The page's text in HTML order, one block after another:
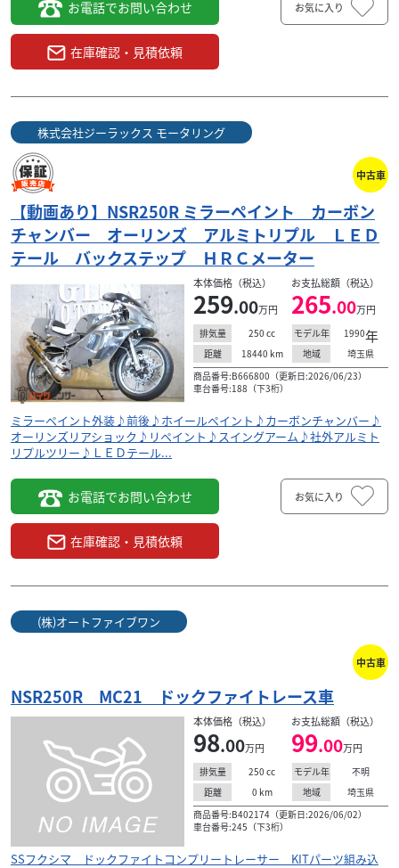
お電話でお問い合わせ
在庫確認・見積依頼
お気に入り
株式会社ジーラックス モータリング
中古車
【動画あり】NSR250R ミラーペイント カーボン
チャンバー オーリンズ アルミトリプル ＬＥＤ
テール バックステップ ＨＲＣメーター
本体価格（税込）
259.00万円
お支払総額（税込）
265.00万円
排気量 250 cc モデル年 1990年
距離 18440 km 地域
埼玉県
商品番号:B666800（更新日:2026/06/23）
車台番号:188（下3桁）
ミラーペイント外装♪前後♪ホイールペイント♪カーボンチャンバー♪
オーリンズリアショック♪リペイント♪スイングアーム♪社外アルミト
リプルツリー♪ＬＥＤテール...
お電話でお問い合わせ
在庫確認・見積依頼
お気に入り
(株)オートファイブワン
中古車
NSR250R MC21 ドックファイトレース車
本体価格（税込）
98.00万円
お支払総額（税込）
99.00万円
排気量 250 cc モデル年
不明
距離
0 km 地域
埼玉県
商品番号:B402174（更新日:2026/06/02）
車台番号:245（下3桁）
SSフクシマ ドックファイトコンプリートレーサー KITパーツ組み込